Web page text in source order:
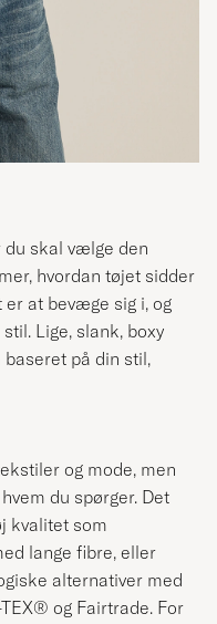
du skal vælge den
hvordan tøjet sidder
at bevæge sig i, og
Lige, slank, boxy
på din stil,
og mode, men
du spørger. Det
kvalitet som
lange fibre, eller
alternativer med
og Fairtrade. For